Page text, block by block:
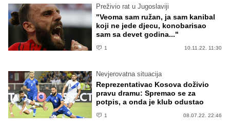
Preživio rat u Jugoslaviji
"Veoma sam ružan, ja sam kanibal
koji ne jede djecu, konobarisao
sam sa devet godina..."
1 10.11.22. 11:30
Nevjerovatna situacija
Reprezentativac Kosova doživio
pravu dramu: Spremao se za
potpis, a onda je klub odustao
1 08.07.22. 22:46